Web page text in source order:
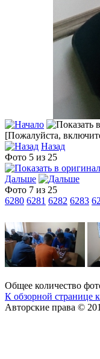
[Пожалуйста,
Назад
Фото 5 из 25
Дальше
Фото 7 из 25
6280 6281 6282 6283
Общее количество
К обзорной странице
Авторские права ©